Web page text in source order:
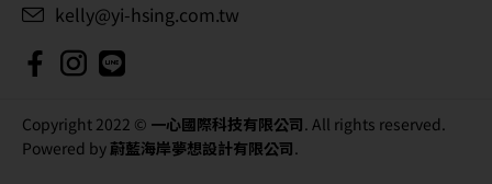
kelly@yi-hsing.com.tw
Copyright 2022 © 一心國際科技有限公司. All rights reserved.
Powered by蔚藍海岸夢想設計有限公司.